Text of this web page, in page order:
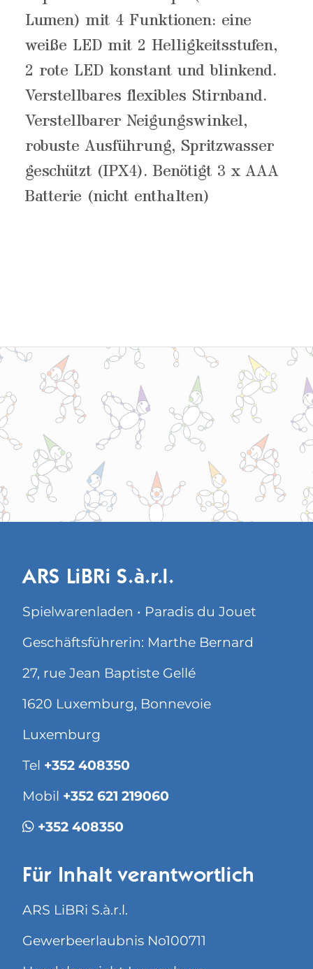
Lumen) mit 4 Funktionen: eine
weiße LED mit 2 Helligkeitsstufen,
2 rote LED konstant und blinkend.
Verstellbares flexibles Stirnband.
Verstellbarer Neigungswinkel,
robuste Ausführung, Spritzwasser
geschützt (IPX4). Benötigt 3 x AAA
Batterie (nicht enthalten)
ARS LiBRi S.à.r.l.
Spielwarenladen • Paradis du Jouet
Geschäftsführerin: Marthe Bernard
27, rue Jean Baptiste Gellé
1620 Luxemburg, Bonnevoie
Luxemburg
Tel +352 408350
Mobil +352 621 219060
+352 408350
Für Inhalt verantwortlich
ARS LiBRi S.à.r.l.
Gewerbeerlaubnis No100711